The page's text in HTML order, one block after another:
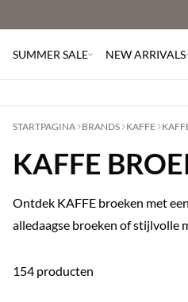
SUMMER SALE NEW ARRIVALS
STARTPAGINA BRANDS KAFFE
KAFFE
Ontdek KAFFE broeken met
alledaagse broeken of stijlvolle
154 producten